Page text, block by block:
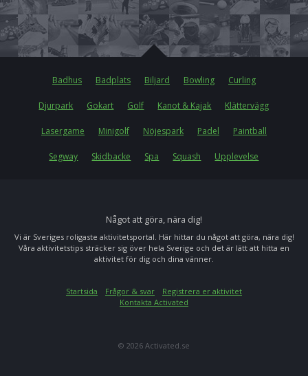
Badhus Badplats Biljard Bowling Curling
Djurpark Gokart Golf Kanot & Kajak Klättervägg
Lasergame Minigolf Nöjespark Padel Paintball
Segway Skidbacke Spa Squash Upplevelse
Något att göra, nära dig!
Vi är Sveriges roligaste aktivitetsportal. Här hittar du något att göra, nära dig!
Våra aktivitetstips sträcker sig över hela Sverige och det är lätt att hitta en
aktivitet för dig och dina vänner.
Startsida Frågor & svar
Registrera er aktivitet
Kontakta Activated
© 2026 Activated.se